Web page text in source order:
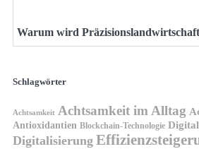
Warum wird
Schlagwörter
Achtsamkeit Achtsamkeit im Alltag
Antioxidantien Blockchain-Technologie
Digitalisierung